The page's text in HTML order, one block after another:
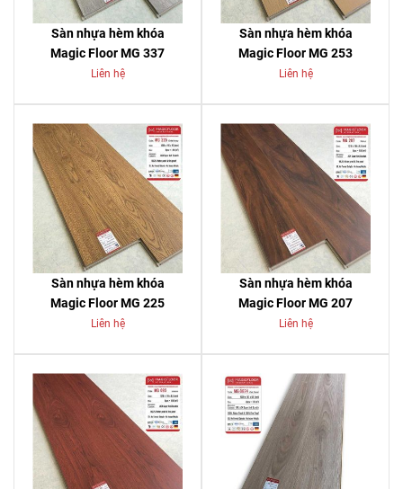
Sàn nhựa hèm khóa
Magic Floor MG 337
Liên hệ
Sàn nhựa hèm khóa
Magic Floor MG 253
Liên hệ
Sàn nhựa hèm khóa
Magic Floor MG 225
Liên hệ
Sàn nhựa hèm khóa
Magic Floor MG 207
Liên hệ